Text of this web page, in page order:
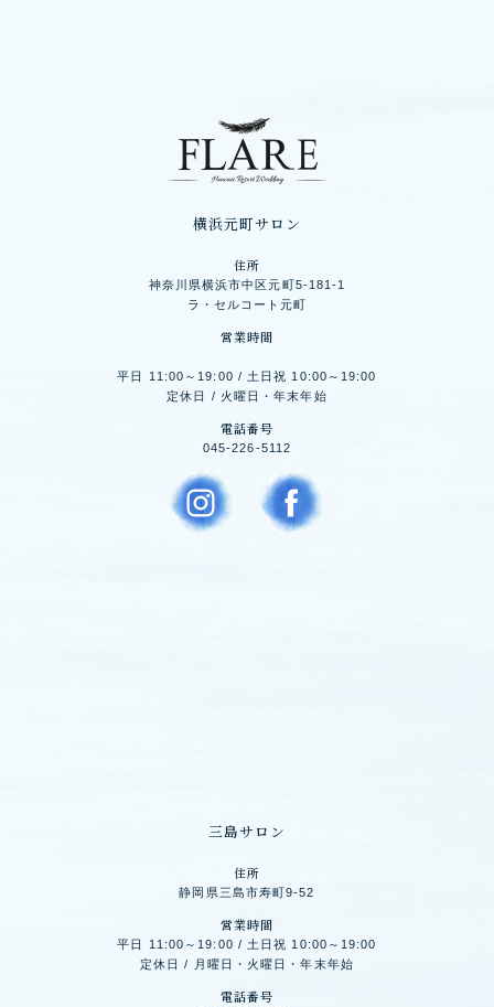
横浜元町サロン
住所
神奈川県横浜市中区元町5-181-1
ラ・セルコート元町
営業時間
平日 11:00～19:00 / 土日祝 10:00～19:00
定休日 / 火曜日・年末年始
電話番号
045-226-5112
三島サロン
住所
静岡県三島市寿町9-52
営業時間
平日 11:00～19:00 / 土日祝 10:00～19:00
定休日 / 月曜日・火曜日・年末年始
電話番号